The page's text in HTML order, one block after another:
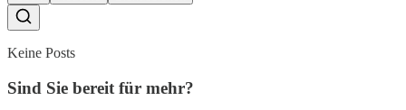
Keine Posts
Sind Sie bereit für mehr?